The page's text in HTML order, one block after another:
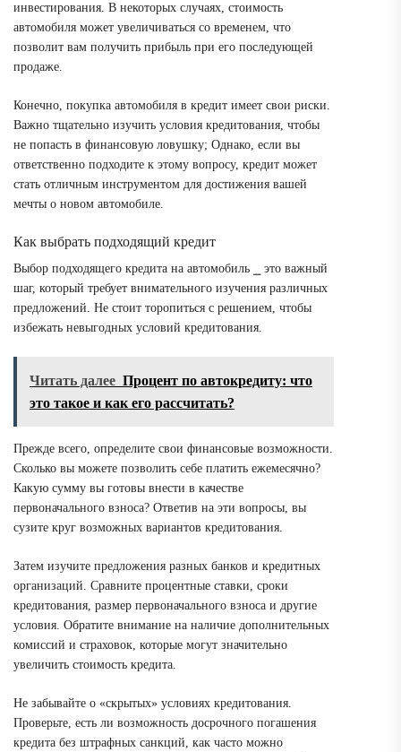
инвестирования. В некоторых случаях, стоимость
автомобиля может увеличиваться со временем, что
позволит вам получить прибыль при его последующей
продаже.
Конечно, покупка автомобиля в кредит имеет свои риски.
Важно тщательно изучить условия кредитования, чтобы
не попасть в финансовую ловушку; Однако, если вы
ответственно подходите к этому вопросу, кредит может
стать отличным инструментом для достижения вашей
мечты о новом автомобиле.
Как выбрать подходящий кредит
Выбор подходящего кредита на автомобиль ⎯ это важный
шаг, который требует внимательного изучения различных
предложений. Не стоит торопиться с решением, чтобы
избежать невыгодных условий кредитования.
Читать далее Процент по автокредиту: что
это такое и как его рассчитать?
Прежде всего, определите свои финансовые возможности.
Сколько вы можете позволить себе платить ежемесячно?
Какую сумму вы готовы внести в качестве
первоначального взноса? Ответив на эти вопросы, вы
сузите круг возможных вариантов кредитования.
Затем изучите предложения разных банков и кредитных
организаций. Сравните процентные ставки, сроки
кредитования, размер первоначального взноса и другие
условия. Обратите внимание на наличие дополнительных
комиссий и страховок, которые могут значительно
увеличить стоимость кредита.
Не забывайте о «скрытых» условиях кредитования.
Проверьте, есть ли возможность досрочного погашения
кредита без штрафных санкций, как часто можно